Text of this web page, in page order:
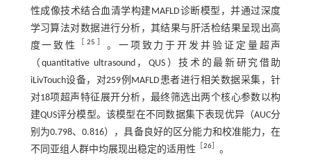
性成像技术结合血清学构建MAFLD诊断模型，并通过深度
学习算法对数据进行分析，其结果与肝活检结果呈现出高
度一致性
［25 ］ 。一项致力于开发并验证定量超声
（quantitative ultrasound，QUS）技术的最新研究借助
iLivTouch设备，对259例MAFLD患者进行相关数据采集，针
对18项超声特征展开分析，最终筛选出两个核心参数以构
建QUS评分模型。该模型在不同数据集下表现优异（AUC分
别为0.798、0.816），具备良好的区分能力和校准能力，在
不同亚组人群中均展现出稳定的适用性 ［26］ 。